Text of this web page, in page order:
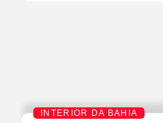
INTERIOR DA BAHIA